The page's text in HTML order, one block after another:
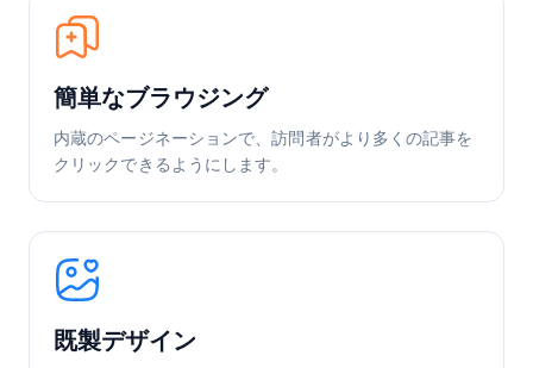
簡単なブラウジング
内蔵のページネーションで、訪問者がより多くの記事を
クリックできるようにします。
既製デザイン